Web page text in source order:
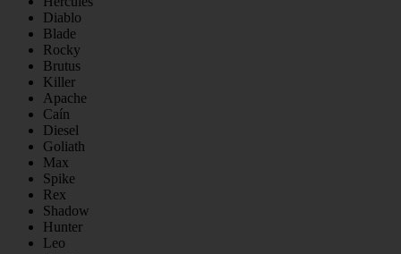
Diablo
Blade
Rocky
Brutus
Killer
Apache
Caín
Diesel
Goliath
Max
Spike
Rex
Shadow
Hunter
Leo